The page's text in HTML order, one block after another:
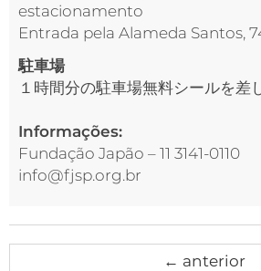
estacionamento
Entrada pela Alameda Santos,
駐車場
１時間分の駐車場無料シールを差
Informações:
Fundação Japão – 11 3141-0110
info@fjsp.org.br
← anterior